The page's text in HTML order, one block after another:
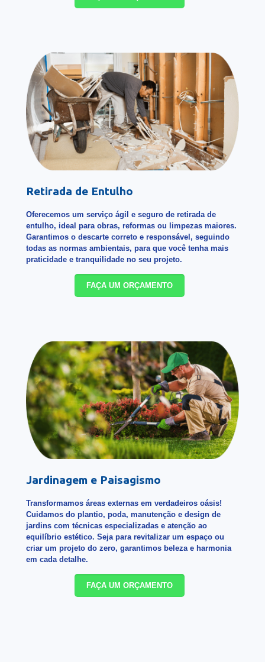
Retirada de Entulho
Oferecemos um serviço ágil e seguro de retirada de
entulho, ideal para obras, reformas ou limpezas maiores.
Garantimos o descarte correto e responsável, seguindo
todas as normas ambientais, para que você tenha mais
praticidade e tranquilidade no seu projeto.
FAÇA UM ORÇAMENTO
Jardinagem e Paisagismo
Transformamos áreas externas em verdadeiros oásis!
Cuidamos do plantio, poda, manutenção e design de
jardins com técnicas especializadas e atenção ao
equilíbrio estético. Seja para revitalizar um espaço ou
criar um projeto do zero, garantimos beleza e harmonia
em cada detalhe.
FAÇA UM ORÇAMENTO